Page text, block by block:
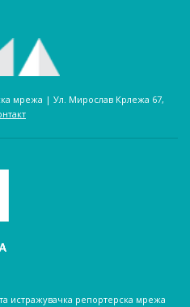
мрежа | Ул. Мирослав Крлежа 67,
истражувачка репортерска мрежа